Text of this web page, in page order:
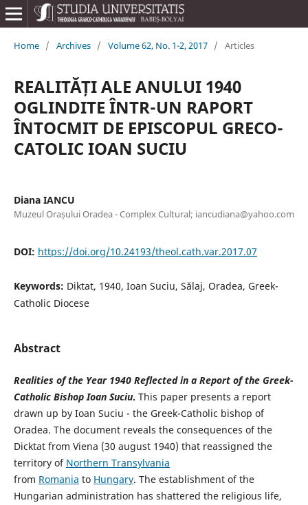
Home / Archives / Volume 62, No. 1-2, 2017 / Articles
REALITĂȚI ALE ANULUI 1940
OGLINDITE ÎNTR-UN RAPORT
ÎNTOCMIT DE EPISCOPUL GRECO-
CATOLIC IOAN SUCIU
Diana IANCU
Muzeul Orașului Oradea - Complex Cultural; iancudiana@yahoo.com
DOI: https://doi.org/10.24193/theol.cath.var.2017.07
Keywords: Diktat, 1940, Ioan Suciu, Sălaj, Oradea, Greek-
Catholic Diocese
Abstract
Realities of the Year 1940 Reflected in a Report of the Greek-
Catholic Bishop Ioan Suciu. This paper presents a report
drawn up by Ioan Suciu - the Greek-Catholic bishop of
Oradea. The document reveals the consequences of the
Dicktat from Viena (30 august 1940) that reassigned the
territory of Northern Transylvania
from Romania to Hungary. The establishment of the
Hungarian administration has shattered the religious life,